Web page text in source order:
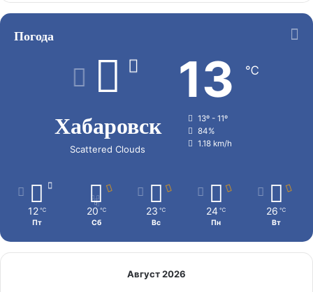
Погода
Хабаровск
Scattered Clouds
13 ℃
13º - 11º
84%
1.18 km/h
12 ℃
Пт
20 ℃
Сб
23 ℃
Вс
24 ℃
Пн
26 ℃
Вт
Август 2026